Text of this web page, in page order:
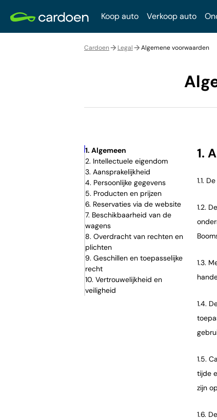
Koop auto Verkoop auto
Cardoen Legal Algemene voorwaarden
1. Algemeen
2. Intellectuele eigendom
3. Aansprakelijkheid
4. Persoonlijke gegevens
5. Producten en prijzen
6. Reservaties via de website
7. Beschikbaarheid van de
wagens
8. Overdracht van rechten en
plichten
9. Geschillen en toepasselijke
recht
10. Vertrouwelijkheid en
veiligheid
1.
1.1.
1.2.
1.3.
1.4.
1.5.
tijde
zijn
1.6.